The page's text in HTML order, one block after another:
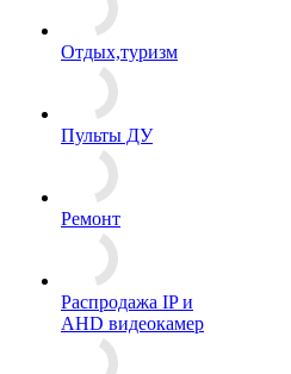
Отдых,туризм
Пульты ДУ
Ремонт
Распродажа IP и
AHD видеокамер